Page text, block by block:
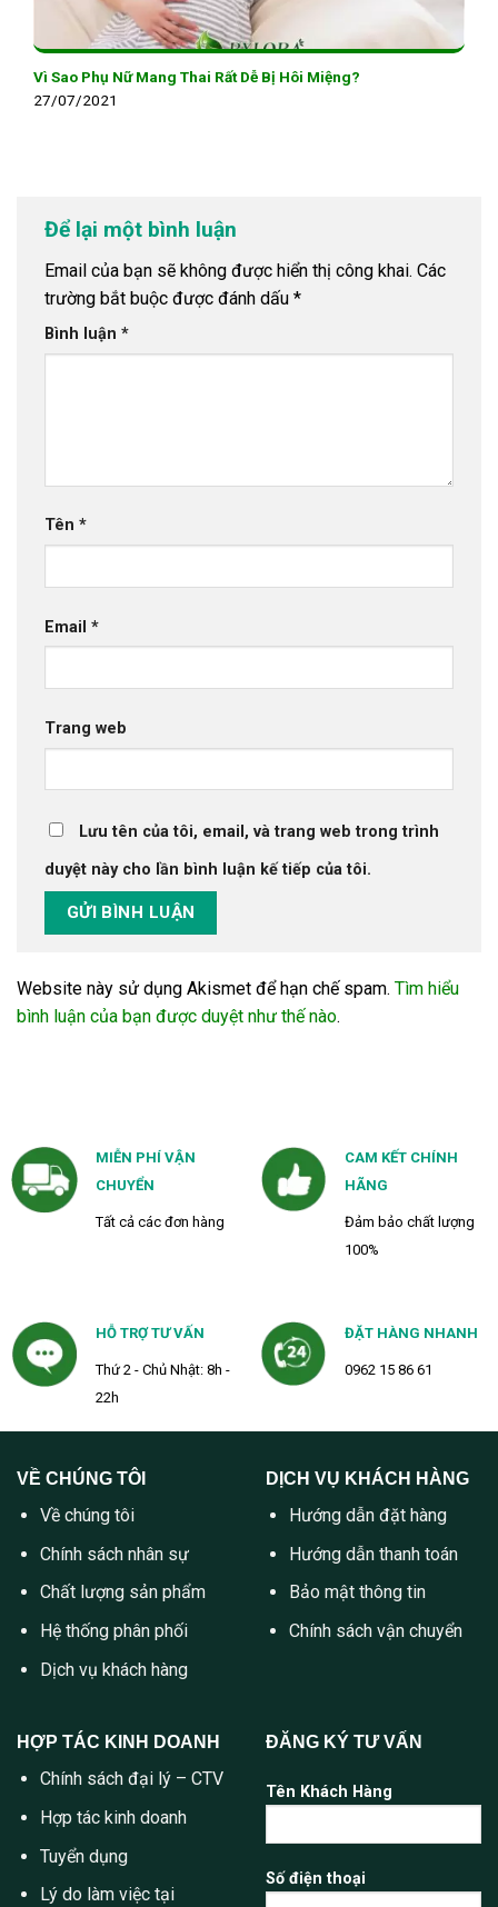
Vì Sao Phụ Nữ Mang Thai Rất Dễ Bị Hôi Miệng?
27/07/2021
Để lại một bình luận
Email của bạn sẽ không được hiển thị công khai. Các
trường bắt buộc được đánh dấu *
Bình luận *
Tên *
Email *
Trang web
Lưu tên của tôi, email, và trang web trong trình
duyệt này cho lần bình luận kế tiếp của tôi.
Website này sử dụng Akismet để hạn chế spam. Tìm hiểu
bình luận của bạn được duyệt như thế nào.
MIỄN PHÍ VẬN
CHUYỂN
Tất cả các đơn hàng
CAM KẾT CHÍNH
HÃNG
Đảm bảo chất lượng
100%
HỖ TRỢ TƯ VẤN
Thứ 2 - Chủ Nhật: 8h -
22h
ĐẶT HÀNG NHANH
0962 15 86 61
VỀ CHÚNG TÔI
Về chúng tôi
Chính sách nhân sự
Chất lượng sản phẩm
Hệ thống phân phối
Dịch vụ khách hàng
DỊCH VỤ KHÁCH HÀNG
Hướng dẫn đặt hàng
Hướng dẫn thanh toán
Bảo mật thông tin
Chính sách vận chuyển
HỢP TÁC KINH DOANH
Chính sách đại lý – CTV
Hợp tác kinh doanh
Tuyển dụng
Lý do làm việc tại
ĐĂNG KÝ TƯ VẤN
Tên Khách Hàng
Số điện thoại